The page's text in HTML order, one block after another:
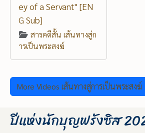
ey of a Servant" [EN
G Sub]
สารคดีสั้น เส้นทางสู่ก
ารเป็นพระสงฆ์
More Videos เส้นทางสู่การเป็นพระสงฆ์
ปีแห่งนักบุญฟรังซิส